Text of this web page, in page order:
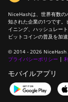
NiceHashは、世界有数の
知された企業の1つです
イニング、ハッシュレー
ビットコインの普及を加
© 2014 - 2026 NiceHash
プライバシーポリシー |
モバイルアプリ